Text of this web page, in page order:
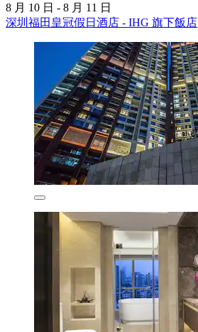
8 月 10 日 - 8 月 11 日
深圳福田皇冠假日酒店 - IHG 旗下飯店